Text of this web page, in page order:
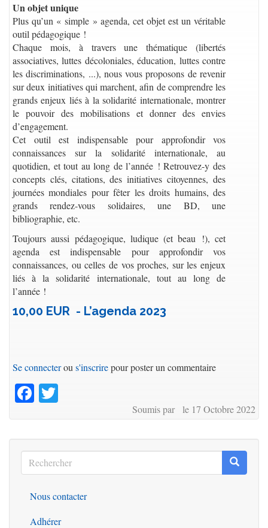
Un objet unique
Plus qu’un « simple » agenda, cet objet est un véritable
outil pédagogique !
Chaque mois, à travers une thématique (libertés
associatives, luttes décoloniales, éducation, luttes contre
les discriminations, ...), nous vous proposons de revenir
sur deux initiatives qui marchent, afin de comprendre les
grands enjeux liés à la solidarité internationale, montrer
le pouvoir des mobilisations et donner des envies
d’engagement.
Cet outil est indispensable pour approfondir vos
connaissances sur la solidarité internationale, au
quotidien, et tout au long de l’année ! Retrouvez-y des
concepts clés, citations, des initiatives citoyennes, des
journées mondiales pour fêter les droits humains, des
grands rendez-vous solidaires, une BD, une
bibliographie, etc.
Toujours aussi pédagogique, ludique (et beau !), cet
agenda est indispensable pour approfondir vos
connaissances, ou celles de vos proches, sur les enjeux
liés à la solidarité internationale, tout au long de
l’année !
10,00 EUR - L’agenda 2023
Se connecterou s'inscrirepour poster un commentaire
Facebook
Soumis par le 17 Octobre 2022
Rechercher
Rechercher
Outils
Nous contacter
Adhérer